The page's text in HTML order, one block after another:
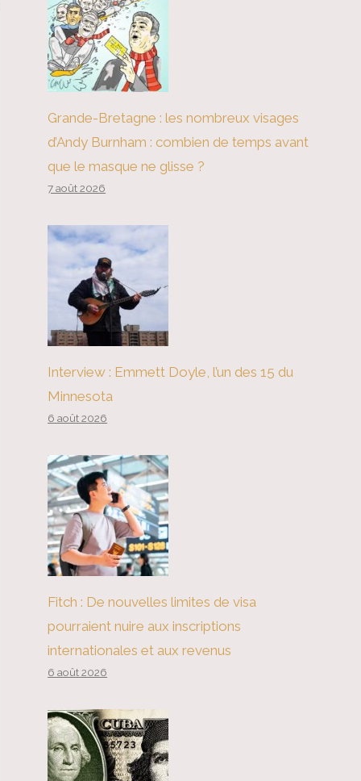
Grande-Bretagne : les nombreux visages
d’Andy Burnham : combien de temps avant
que le masque ne glisse ?
7 août 2026
Interview : Emmett Doyle, l’un des 15 du
Minnesota
6 août 2026
Fitch : De nouvelles limites de visa
pourraient nuire aux inscriptions
internationales et aux revenus
6 août 2026